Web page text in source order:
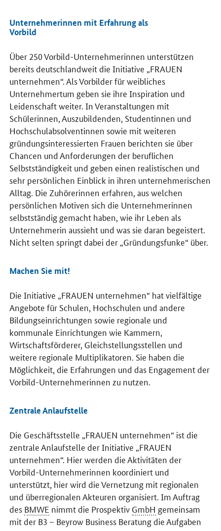
Unternehmerinnen mit Erfahrung als
Vorbild
Über 250 Vorbild-Unternehmerinnen unterstützen
bereits deutschlandweit die Initiative „FRAUEN
unternehmen“. Als Vorbilder für weibliches
Unternehmertum geben sie ihre Inspiration und
Leidenschaft weiter. In Veranstaltungen mit
Schülerinnen, Auszubildenden, Studentinnen und
Hochschulabsolventinnen sowie mit weiteren
gründungsinteressierten Frauen berichten sie über
Chancen und Anforderungen der beruflichen
Selbstständigkeit und geben einen realistischen und
sehr persönlichen Einblick in ihren unternehmerischen
Alltag. Die Zuhörerinnen erfahren, aus welchen
persönlichen Motiven sich die Unternehmerinnen
selbstständig gemacht haben, wie ihr Leben als
Unternehmerin aussieht und was sie daran begeistert.
Nicht selten springt dabei der „Gründungsfunke“ über.
Machen Sie mit!
Die Initiative „FRAUEN unternehmen“ hat vielfältige
Angebote für Schulen, Hochschulen und andere
Bildungseinrichtungen sowie regionale und
kommunale Einrichtungen wie Kammern,
Wirtschaftsförderer, Gleichstellungsstellen und
weitere regionale Multiplikatoren. Sie haben die
Möglichkeit, die Erfahrungen und das Engagement der
Vorbild-Unternehmerinnen zu nutzen.
Zentrale Anlaufstelle
Die Geschäftsstelle „FRAUEN unternehmen“ ist die
zentrale Anlaufstelle der Initiative „FRAUEN
unternehmen“. Hier werden die Aktivitäten der
Vorbild-Unternehmerinnen koordiniert und
unterstützt, hier wird die Vernetzung mit regionalen
und überregionalen Akteuren organisiert. Im Auftrag
des BMWE nimmt die Prospektiv GmbH gemeinsam
mit der B3 – Beyrow Business Beratung die Aufgaben